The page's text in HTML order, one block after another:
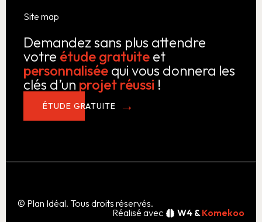
Site map
Demandez sans plus attendre
votre étude gratuite et
personnalisée qui vous donnera les
clés d’un projet réussi !
ÉTUDE GRATUITE
© Plan Idéal. Tous droits réservés.
Réalisé avec
W4 & Komekoo